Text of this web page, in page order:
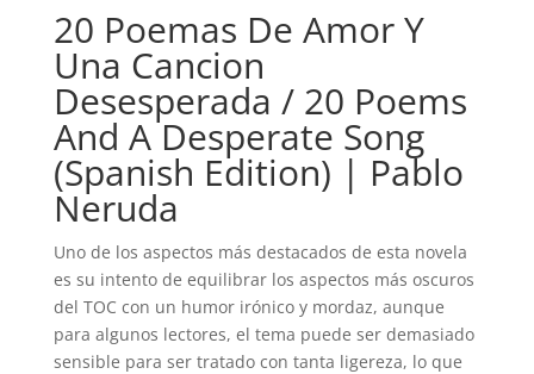
20 Poemas De Amor Y
Una Cancion
Desesperada / 20 Poems
And A Desperate Song
(Spanish Edition) | Pablo
Neruda
Uno de los aspectos más destacados de esta novela
es su intento de equilibrar los aspectos más oscuros
del TOC con un humor irónico y mordaz, aunque
para algunos lectores, el tema puede ser demasiado
sensible para ser tratado con tanta ligereza, lo que